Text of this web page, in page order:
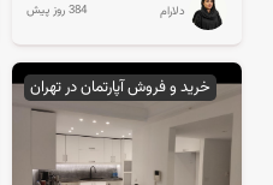
دلارام 384 روز پیش
خرید و فروش آپارتمان در تهران